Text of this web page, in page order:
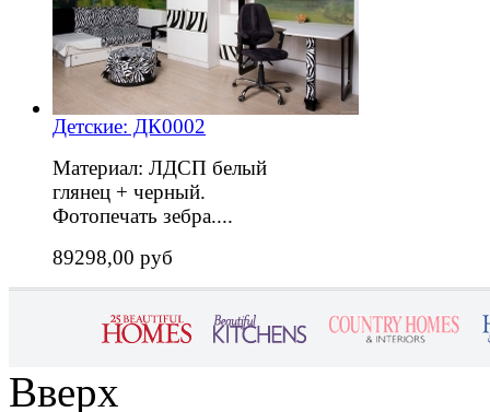
Детские: ДК0002
Материал: ЛДСП белый
глянец + черный.
Фотопечать зебра....
89298,00 руб
Вверх